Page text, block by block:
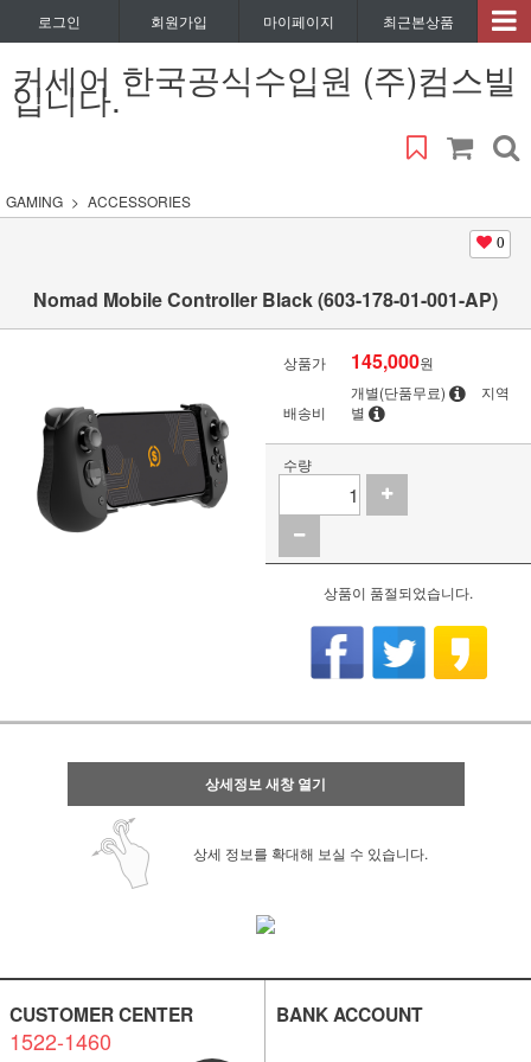
로그인 회원가입 마이페이지 최근본상품
커세어 한국공식수입원 (주)컴스빌
입니다.
GAMING ACCESSORIES
0
Nomad Mobile Controller Black (603-178-01-001-AP)
상품가 145,000원
배송비
개별(단품무료)
지역
별
수량
상품이 품절되었습니다.
상세정보 새창 열기
상세 정보를 확대해 보실 수 있습니다.
CUSTOMER CENTER
1522-1460
BANK ACCOUNT